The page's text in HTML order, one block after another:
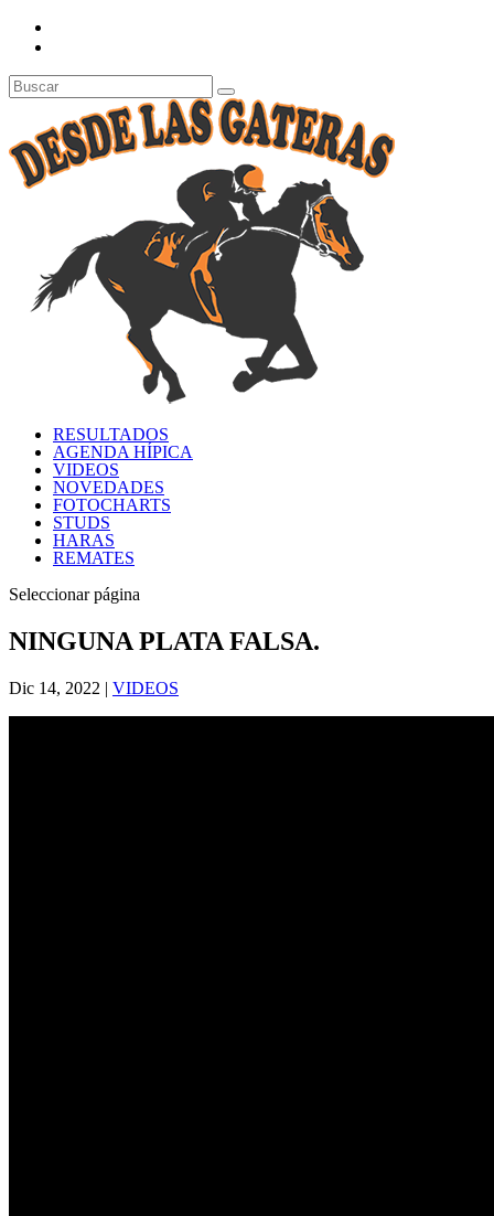
RESULTADOS
AGENDA HÍPICA
VIDEOS
NOVEDADES
FOTOCHARTS
STUDS
HARAS
REMATES
Seleccionar página
NINGUNA PLATA FALSA.
Dic 14, 2022 | VIDEOS